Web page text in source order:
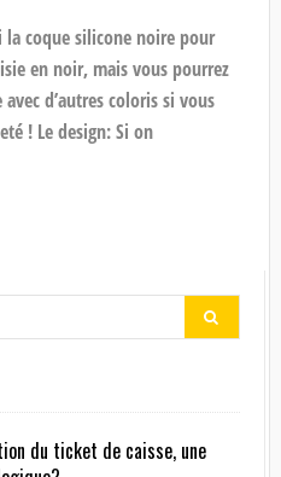
la coque silicone noire pour
en noir, mais vous pourrez
d’autres coloris si vous
! Le design: Si on
du ticket de caisse, une